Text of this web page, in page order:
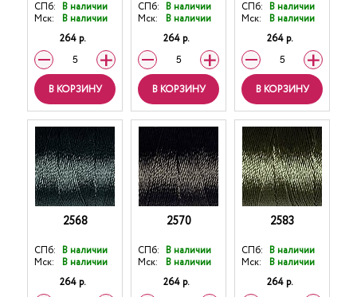
СПб: В наличии
Мск:
В наличии
264 р.
В КОРЗИНУ
СПб: В наличии
Мск:
В наличии
264 р.
В КОРЗИНУ
СПб: В наличии
Мск:
В наличии
264 р.
В КОРЗИНУ
2568
СПб: В наличии
Мск:
В наличии
264 р.
2570
СПб: В наличии
Мск:
В наличии
264 р.
2583
СПб: В наличии
Мск:
В наличии
264 р.